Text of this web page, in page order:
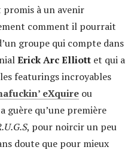
promis à un avenir
comment il pourrait
groupe qui compte dans
Erick Arc Elliott et qui a
featurings incroyables
eXquire ou
guère qu’une première
, pour noircir un peu
doute que pour mieux